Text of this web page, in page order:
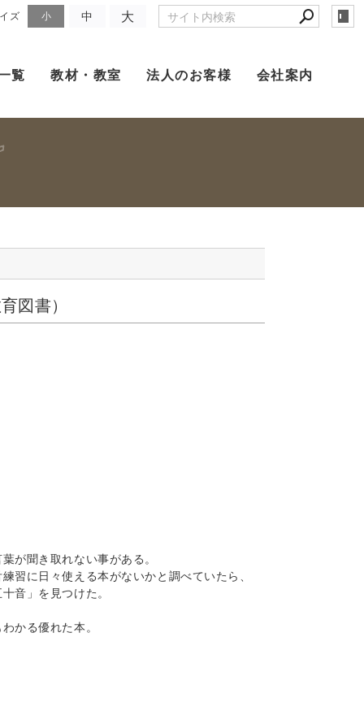
ズ 小 中 大
覧 教材・教室 法人のお客様 会社案内
書）
が聞き取れない事がある。
習に日々使える本がないかと調べていたら、
音」を見つけた。
かる優れた本。